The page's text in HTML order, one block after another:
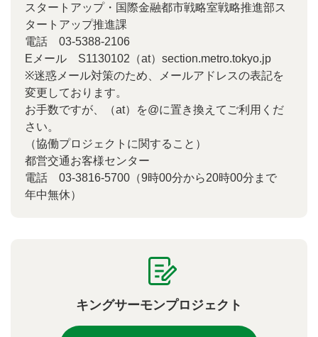
スタートアップ・国際金融都市戦略室戦略推進部ス
タートアップ推進課
電話 03-5388-2106
Eメール S1130102（at）section.metro.tokyo.jp
※迷惑メール対策のため、メールアドレスの表記を
変更しております。
お手数ですが、（at）を@に置き換えてご利用くだ
さい。
（協働プロジェクトに関すること）
都営交通お客様センター
電話 03-3816-5700 （9時00分から20時00分まで
年中無休）
キングサーモンプロジェクト